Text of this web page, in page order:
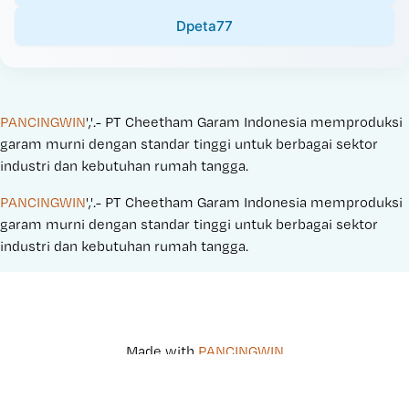
Dpeta77
PANCINGWIN','.- PT Cheetham Garam Indonesia memproduksi
garam murni dengan standar tinggi untuk berbagai sektor
industri dan kebutuhan rumah tangga.
PANCINGWIN','.- PT Cheetham Garam Indonesia memproduksi
garam murni dengan standar tinggi untuk berbagai sektor
industri dan kebutuhan rumah tangga.
Made with PANCINGWIN